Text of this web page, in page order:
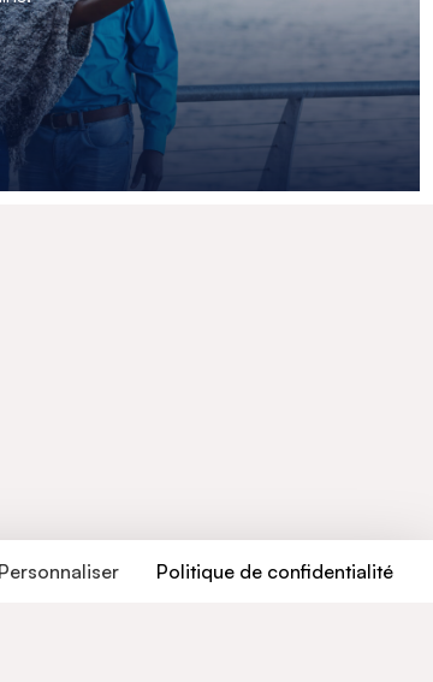
Personnaliser Politique de confidentialité